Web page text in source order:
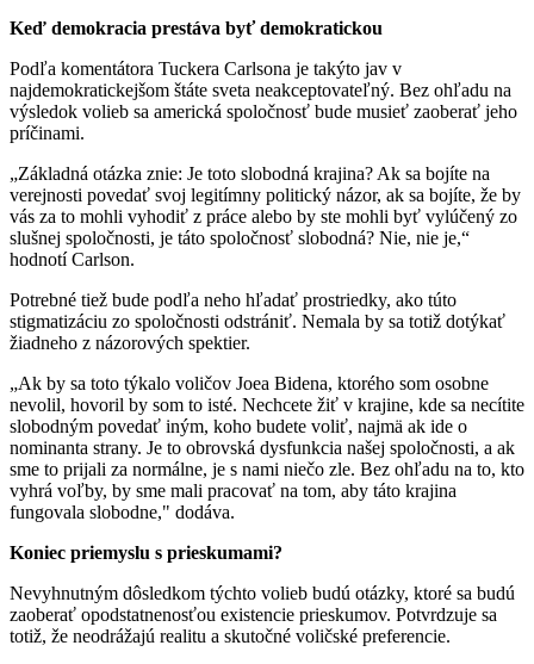
Keď demokracia prestáva byť demokratickou
Podľa komentátora Tuckera Carlsona je takýto jav v
najdemokratickejšom štáte sveta neakceptovateľný. Bez ohľadu na
výsledok volieb sa americká spoločnosť bude musieť zaoberať jeho
príčinami.
„Základná otázka znie: Je toto slobodná krajina? Ak sa bojíte na
verejnosti povedať svoj legitímny politický názor, ak sa bojíte, že by
vás za to mohli vyhodiť z práce alebo by ste mohli byť vylúčený zo
slušnej spoločnosti, je táto spoločnosť slobodná? Nie, nie je,“
hodnotí Carlson.
Potrebné tiež bude podľa neho hľadať prostriedky, ako túto
stigmatizáciu zo spoločnosti odstrániť. Nemala by sa totiž dotýkať
žiadneho z názorových spektier.
„Ak by sa toto týkalo voličov Joea Bidena, ktorého som osobne
nevolil, hovoril by som to isté. Nechcete žiť v krajine, kde sa necítite
slobodným povedať iným, koho budete voliť, najmä ak ide o
nominanta strany. Je to obrovská dysfunkcia našej spoločnosti, a ak
sme to prijali za normálne, je s nami niečo zle. Bez ohľadu na to, kto
vyhrá voľby, by sme mali pracovať na tom, aby táto krajina
fungovala slobodne," dodáva.
Koniec priemyslu s prieskumami?
Nevyhnutným dôsledkom týchto volieb budú otázky, ktoré sa budú
zaoberať opodstatnenosťou existencie prieskumov. Potvrdzuje sa
totiž, že neodrážajú realitu a skutočné voličské preferencie.